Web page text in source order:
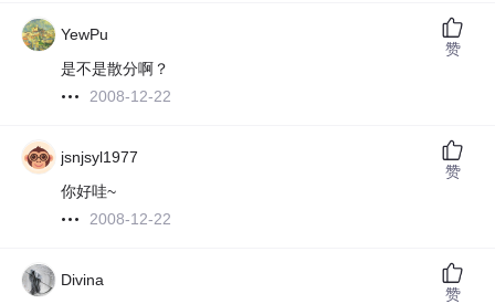
YewPu
是不是散分啊？
2008-12-22
赞
jsnjsyl1977
你好哇~
2008-12-22
赞
Divina
赞